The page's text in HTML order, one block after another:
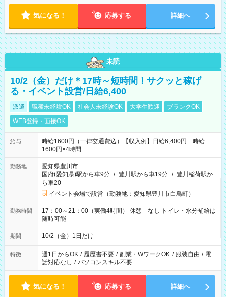
気になる！ 応募する 詳細へ
未読
10/2（金）だけ＊17時～短時間！サクッと稼げ
る・イベント設営/日給6,400
派遣 職種未経験OK 社会人未経験OK 大学生歓迎
ブランクOK
WEB登録・面接OK
給与
時給1600円（一律交通費込）【収入例】日給6,400円 時給
1600円×4時間
勤務地
愛知県豊川市
国府(愛知県)駅から車9分 / 豊川駅から車19分 / 豊川稲荷駅か
ら車20
イベント会場で設営（勤務地：愛知県豊川市白鳥町）
勤務時間
17：00～21：00（実働4時間） 休憩 なし トイレ・水分補給は
随時可能
期間 10/2（金）1日だけ
特徴 週1日からOK / 履歴書不要 / 副業・WワークOK / 服装自由 / 電
話対応なし / パソコンスキル不要
気になる！ 応募する 詳細へ